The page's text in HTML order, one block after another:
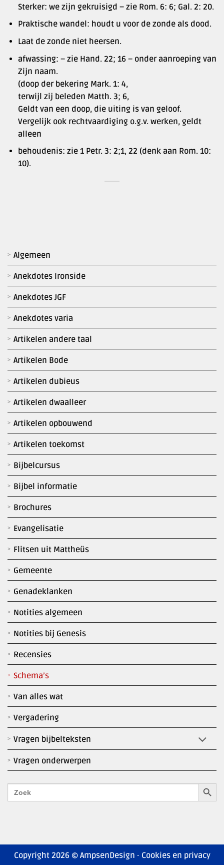
Algemeen
Anekdotes Ironside
Anekdotes JGF
Anekdotes varia
Artikelen andere taal
Artikelen Bode
Artikelen dubieus
Artikelen dwaalleer
Artikelen opbouwend
Artikelen toekomst
Bijbelcursus
Bijbel informatie
Brochures
Evangelisatie
Flitsen uit Mattheüs
Gemeente
Genadeklanken
Notities algemeen
Notities bij Genesis
Recensies
Schema’s
Van alles wat
Vergadering
Vragen bijbelteksten
Vragen onderwerpen
Zoek
naar:
Sterker: we zijn gekruisigd – zie Rom. 6: 6; Gal. 2: 20.
Praktische wandel: houdt u voor de zonde als dood.
Laat de zonde niet heersen.
afwassing: – zie Hand. 22; 16 – onder aanroeping van
Zijn naam.
(doop der bekering Mark. 1: 4,
terwijl zij beleden Matth. 3; 6,
Geldt van een doop, die uiting is van geloof.
Vergelijk ook rechtvaardiging o.g.v. werken, geldt
alleen
behoudenis: zie 1 Petr. 3: 2;1, 22 (denk aan Rom. 10:
10).
Copyright 2026 © AmpsenDesign - Cookies en privacy